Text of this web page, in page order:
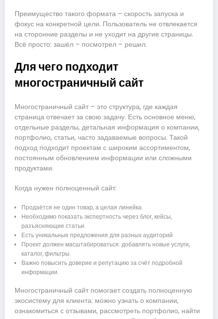
Преимущество такого формата – скорость запуска и
фокус на конкретной цели. Пользователь не отвлекается
на сторонние разделы и не уходит на другие страницы.
Всё просто: зашёл – посмотрел – решил.
Для чего подходит
многостраничный сайт
Многостраничный сайт – это структура, где каждая
страница отвечает за свою задачу. Есть основное меню,
отдельные разделы, детальная информация о компании,
портфолио, статьи, часто задаваемые вопросы. Такой
подход подходит проектам с широким ассортиментом,
постоянным обновлением информации или сложными
продуктами.
Когда нужен полноценный сайт:
Продаётся не один товар, а целая линейка.
Необходимо показать экспертность через блог, кейсы,
разъясняющие статьи.
Есть уникальные предложения для разных аудиторий.
Проект должен масштабироваться: добавлять новые услуги,
каталог, фильтры.
Важно повысить доверие и репутацию за счёт подробной
информации.
Многостраничный сайт помогает создать полноценную
экосистему для клиента: можно узнать о компании,
ознакомиться с отзывами, рассмотреть портфолио, найти